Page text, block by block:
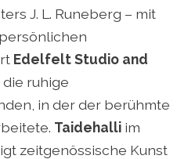
J. L. Runeberg – mit
Edelfelt Studio and
ruhige
in der der berühmte
Taidehalli im
zeitgenössische Kunst